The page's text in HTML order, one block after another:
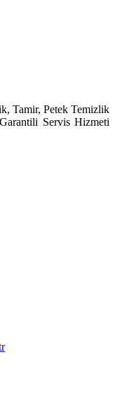
Tamir, Petek Temizlik
Servis Hizmeti